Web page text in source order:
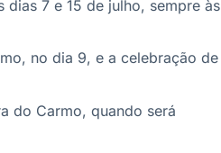
7 e 15 de julho, sempre às
no dia 9, e a celebração de
do Carmo, quando será